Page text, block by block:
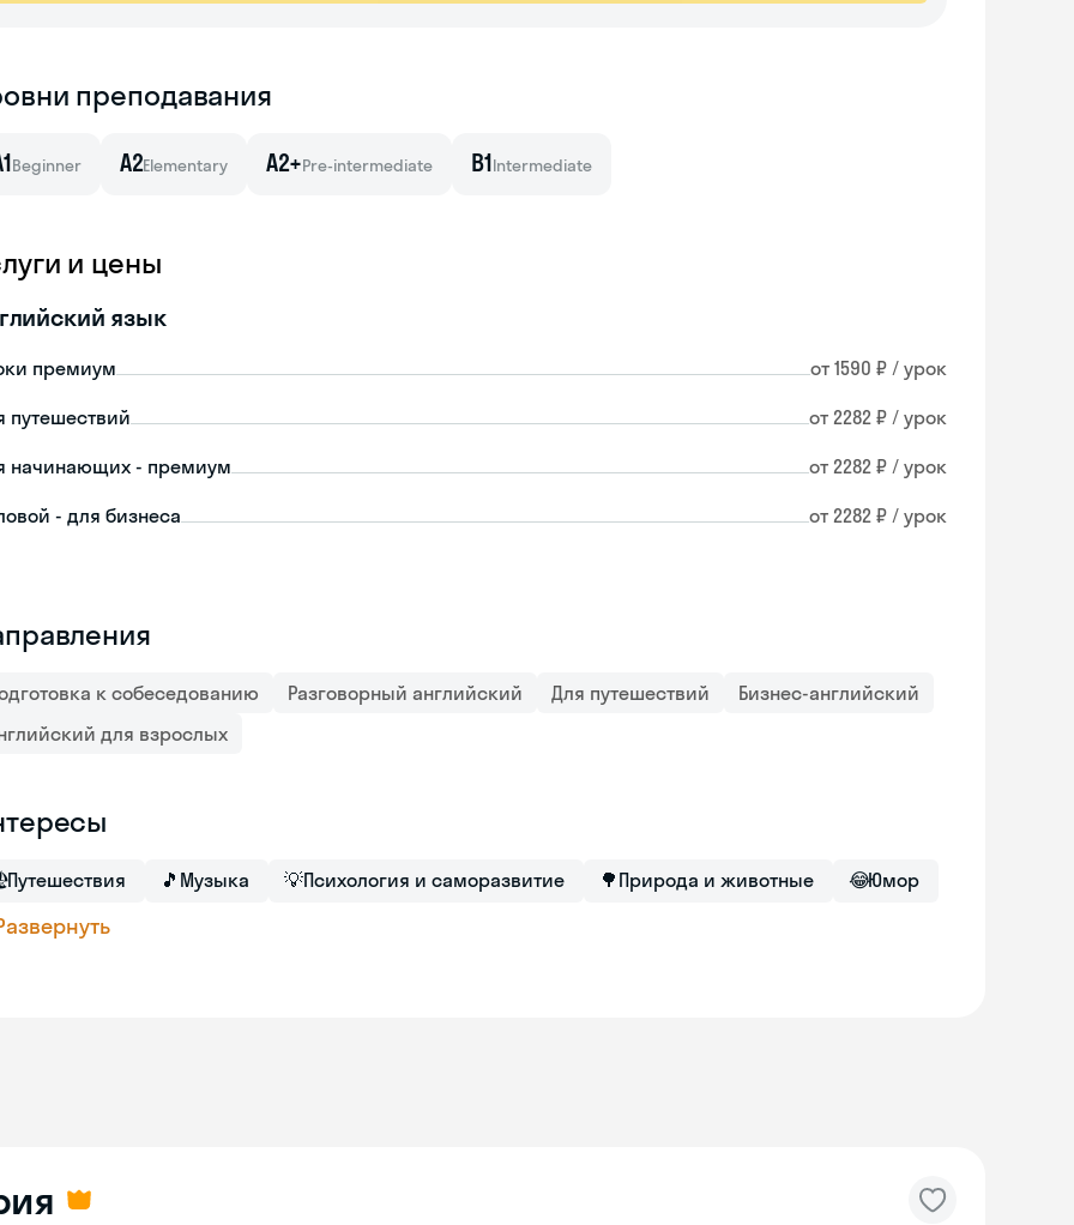
преподавания
Beginner A2Elementary A2+Pre-intermediate B1Intermediate
и цены
язык
премиум от 1590 ₽ / урок
путешествий от 2282 ₽ / урок
начинающих - премиум от 2282 ₽ / урок
- для бизнеса от 2282 ₽ / урок
к собеседованию Разговорный английский Для путешествий
Бизнес-английский
для взрослых
Путешествия 🎵 Музыка 💡Психология и саморазвитие 🌳 Природа и животные 😂Юмор